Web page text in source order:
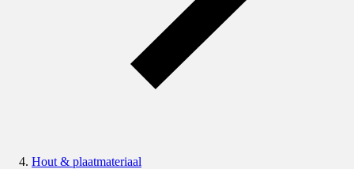
Hout & plaatmateriaal